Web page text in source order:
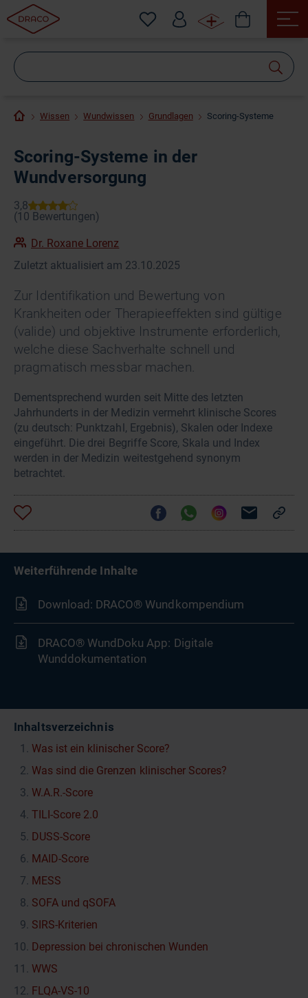
Wissen Wundwissen Grundlagen Scoring-Systeme
Scoring-Systeme in der
Wundversorgung
Dr. Roxane Lorenz
Zuletzt aktualisiert am 23.10.2025
Zur Identifikation und Bewertung von
Krankheiten oder Therapieeffekten sind gültige
(valide) und objektive Instrumente erforderlich,
welche diese Sachverhalte schnell und
pragmatisch messbar machen.
Dementsprechend wurden seit Mitte des letzten
Jahrhunderts in der Medizin vermehrt klinische Scores
(zu deutsch: Punktzahl, Ergebnis), Skalen oder Indexe
eingeführt. Die drei Begriffe Score, Skala und Index
werden in der Medizin weitestgehend synonym
betrachtet.
Inhaltsverzeichnis
Was ist ein klinischer Score?
Was sind die Grenzen klinischer Scores?
W.A.R.-Score
TILI-Score 2.0
DUSS-Score
MAID-Score
MESS
SOFA und qSOFA
SIRS-Kriterien
Depression bei chronischen Wunden
WWS
FLQA-VS-10
Weiterführende Inhalte
Download: DRACO® Wundkompendium
DRACO® WundDoku App: Digitale
Wunddokumentation
suchen